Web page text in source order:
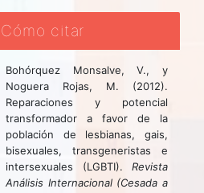
Cómo citar
Bohórquez Monsalve, V., y
Noguera Rojas, M. (2012).
Reparaciones y potencial
transformador a favor de la
población de lesbianas, gais,
bisexuales, transgeneristas e
intersexuales (LGBTI). Revista
Análisis Internacional (Cesada a